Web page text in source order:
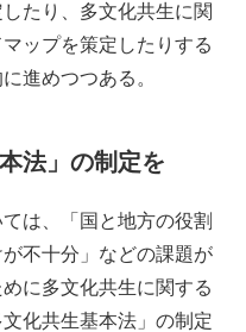
たり、多文化共生に関
ップを策定したりする
進めつつある。
法」の制定を
は、「国と地方の役割
不十分」などの課題が
に多文化共生に関する
化共生基本法」の制定